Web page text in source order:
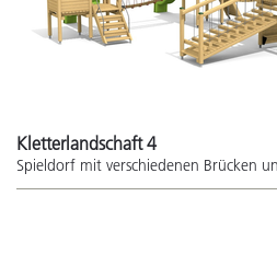
Kletterlandschaft 4
Spieldorf mit verschiedenen Brücken